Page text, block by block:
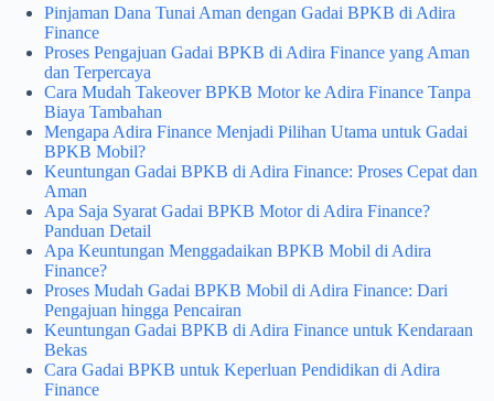
Pinjaman Dana Tunai Aman dengan Gadai BPKB di Adira
Finance
Proses Pengajuan Gadai BPKB di Adira Finance yang Aman
dan Terpercaya
Cara Mudah Takeover BPKB Motor ke Adira Finance Tanpa
Biaya Tambahan
Mengapa Adira Finance Menjadi Pilihan Utama untuk Gadai
BPKB Mobil?
Keuntungan Gadai BPKB di Adira Finance: Proses Cepat dan
Aman
Apa Saja Syarat Gadai BPKB Motor di Adira Finance?
Panduan Detail
Apa Keuntungan Menggadaikan BPKB Mobil di Adira
Finance?
Proses Mudah Gadai BPKB Mobil di Adira Finance: Dari
Pengajuan hingga Pencairan
Keuntungan Gadai BPKB di Adira Finance untuk Kendaraan
Bekas
Cara Gadai BPKB untuk Keperluan Pendidikan di Adira
Finance